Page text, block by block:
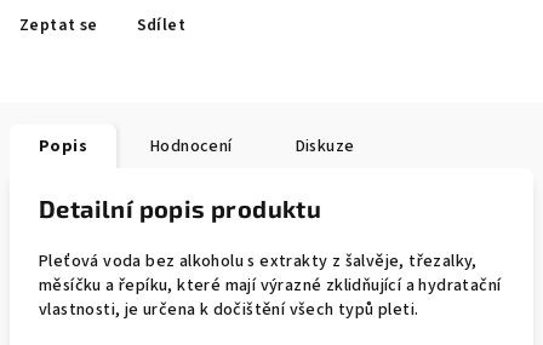
Zeptat se Sdílet
Popis Hodnocení Diskuze
Detailní popis produktu
Pleťová voda bez alkoholu s extrakty z šalvěje, třezalky,
měsíčku a řepíku, které mají výrazné zklidňující a hydratační
vlastnosti, je určena k dočištění všech typů pleti.